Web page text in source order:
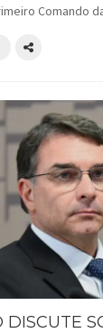
Comando
DISCUTE